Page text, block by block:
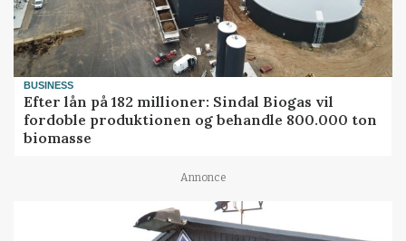
BUSINESS
Efter lån på 182 millioner: Sindal Biogas vil
fordoble produktionen og behandle 800.000 ton
biomasse
Annonce